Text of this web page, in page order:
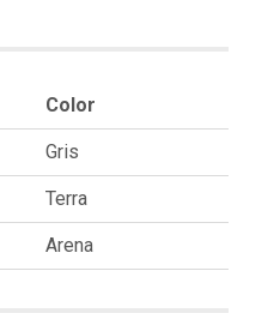
Color
Gris
Terra
Arena